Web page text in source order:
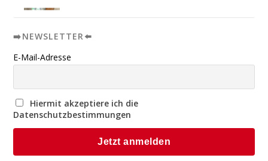
➡️NEWSLETTER⬅️
E-Mail-Adresse
Hiermit akzeptiere ich die
Datenschutzbestimmungen